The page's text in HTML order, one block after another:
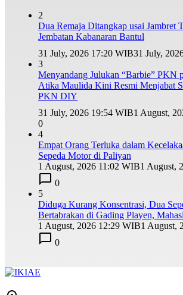
2
Dua Remaja Ditangkap usai Jambret
Jembatan Kabanaran Bantul
31 July, 2026 17:20 WIB31 July,
3
Menyandang Julukan “Barbie” PKN
Atika Maulida Kini Resmi Menjabat
PKN DIY
31 July, 2026 19:54 WIB1 August,
0
4
Empat Orang Terluka dalam
Sepeda Motor di Paliyan
1 August, 2026 11:02 WIB1 August,
0
5
Diduga Kurang Konsentrasi, Dua
Bertabrakan di Gading Playen,
1 August, 2026 12:29 WIB1 August,
0